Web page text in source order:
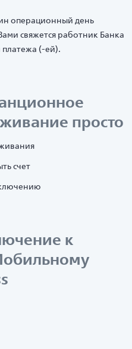
операционный день
свяжется работник Банка
платежа (-ей).
просто
счет
к